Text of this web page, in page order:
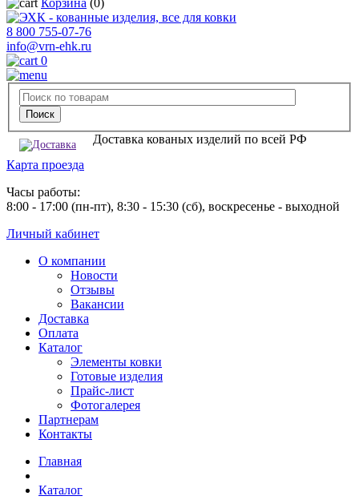
Корзина (0)
8 800 755-07-76
info@vrn-ehk.ru
0
Доставка кованых изделий по всей РФ
Карта проезда
Часы работы:
8:00 - 17:00 (пн-пт), 8:30 - 15:30 (сб), воскресенье - выходной
Личный кабинет
О компании
Новости
Отзывы
Вакансии
Доставка
Оплата
Каталог
Элементы ковки
Готовые изделия
Прайс-лист
Фотогалерея
Партнерам
Контакты
Главная
Каталог